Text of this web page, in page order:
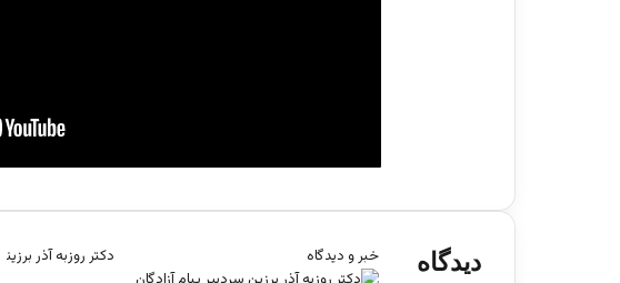
دیدگاه خبر و دیدگاه دکتر روزبه آذر برزین